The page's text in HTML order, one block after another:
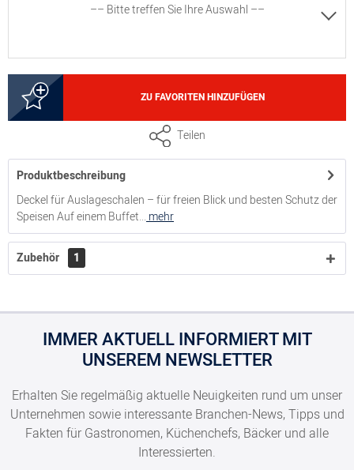
–– Bitte treffen Sie Ihre Auswahl ––
Deckel für Auslageschale, Maße ca. 15 cm x 19 cm
5000143685
Deckel für Auslageschale, Maße ca. 30 cm x 19 cm
ZU FAVORITEN HINZUFÜGEN
Teilen
Produktbeschreibung
Deckel für Auslageschalen – für freien Blick und besten Schutz der
Speisen Auf einem Buffet... mehr
Zubehör 1
IMMER AKTUELL INFORMIERT MIT
UNSEREM NEWSLETTER
Erhalten Sie regelmäßig aktuelle Neuigkeiten rund um unser
Unternehmen sowie interessante Branchen-News, Tipps und
Fakten für Gastronomen, Küchenchefs, Bäcker und alle
Interessierten.